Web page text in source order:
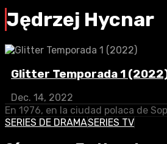
Jędrzej Hycnar
Glitter Temporada 1
Dec. 14, 2022
En 1976, en la ciudad polaca de
SERIES DE DRAMASERIES TV